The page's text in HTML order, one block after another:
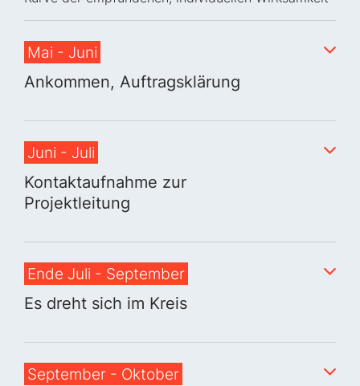
Mai - Juni
Ankommen, Auftragsklärung
Juni - Juli
Kontaktaufnahme zur
Projektleitung
Ende Juli - September
Es dreht sich im Kreis
September - Oktober